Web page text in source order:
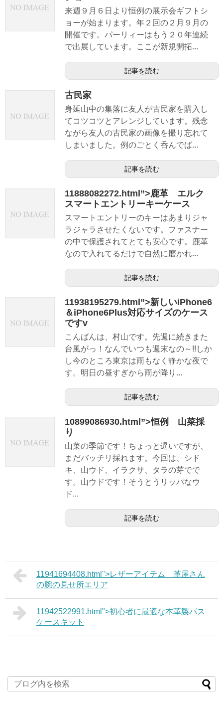
来週９月６日より恒例の展示会ギフトシ
ョーが始まります。年２回の２月９月の
開催です。パーリィーはもう２０年連続
で出展しています。ここが新規開拓...
記事を読む
古民家
身延山中の集落に友人が古民家を購入し
てコツコツとアレンジしています。残念
ながら友人の古民家の画像を撮り忘れて
しまいました。例のごとく呑んでば...
記事を読む
11888082272.html”>鹿革 エルク
スマートエントリーキーケース
スマートエントリーのキーはあまりジャ
ラジャラさせたくないです。ファスナー
の中で保護されてとても安心です。鹿革
なので入れてるだけで自然に磨かれ...
記事を読む
11938195279.html”>新しいiPhone6
＆iPhone6Plus対応サイズのケース
ですv
こんばんは、村山です。先週に続きまた
台風がっ！なんでいつも週末なの～!!しか
し今のところ東京は雨もなく静かな夜で
す。明日の昼すぎから雨が降り...
記事を読む
10899086930.html”>恒例 山菜採
り
山菜の季節です！ちょっと遅いですが、
まだバッチリ採れます。今回は、シド
キ、山ウド、イラクサ、タラの芽でで
す。山ウドです！そうとうリッパなウ
ド...
記事を読む
11941694408.html">レザーアイテム 革屋さん
の腕の見せ所エリア
11942522991.html">初心者に最適な本革製パス
ケースキット